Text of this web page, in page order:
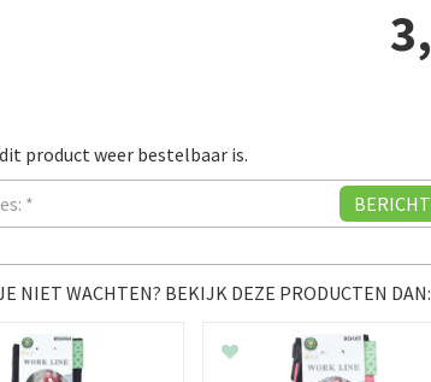
3,
product weer bestelbaar is.
NIET WACHTEN? BEKIJK DEZE PRODUCTEN DAN: